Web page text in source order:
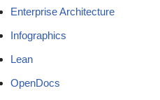
Enterprise Architecture
Infographics
Lean
OpenDocs